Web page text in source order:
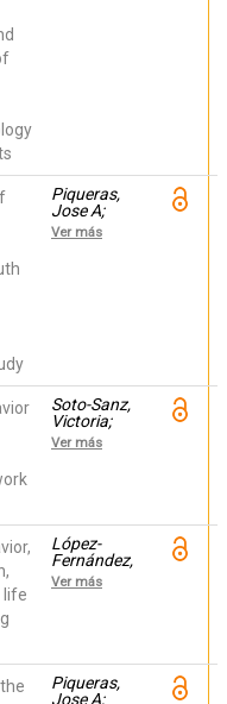
Matti;
Piqueras,
Jose A
Piqueras,
Jose A;
Vidal-
Arenas,
Carlos;
Holcomb,
Juliana;
Ver más
Soto-Sanz,
Victoria;
García del
Castillo-
David;
Falcó,
Raquel;
Rodríguez-
Jiménez,
José A.
Ver más
life
López-
Fernández,
Francisco
J.;
Falcó,
Raquel;
Soto-Sanz,
Ver más
Piqueras,
Jose A;